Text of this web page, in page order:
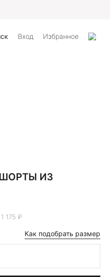
Вход Избранное
ИЗ
175 ₽
Как подобрать размер